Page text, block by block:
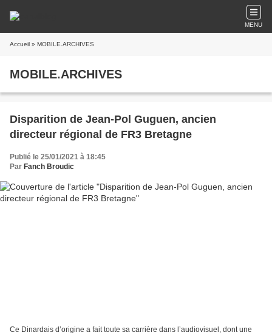
MENU
Accueil » MOBILE.ARCHIVES
MOBILE.ARCHIVES
Disparition de Jean-Pol Guguen, ancien
directeur régional de FR3 Bretagne
Publié le 25/01/2021 à 18:45
Par Fanch Broudic
Ce Dinardais d’origine a fait toute sa carrière dans l’audiovisuel, dont une